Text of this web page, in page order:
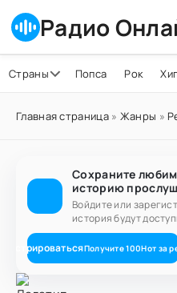
Радио
Страны Попса Рок
Главная страница» Жанры »
Сохраните
историю
Войдите или
история будут
Получите100Нот за